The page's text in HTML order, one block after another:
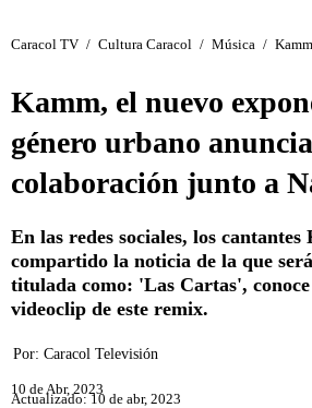
Caracol TV / Cultura Caracol / Música /
Kamm, el nuevo
género urbano
colaboración junto a
En las redes sociales, los
compartido la noticia de la que
titulada como: 'Las Cartas',
videoclip de este remix.
Por: Caracol Televisión
10 de Abr, 2023
Actualizado: 10 de abr, 2023